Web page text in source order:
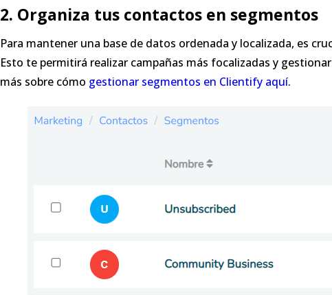
2. Organiza tus contactos en segmentos
Para mantener una base de datos ordenada y localizada, es
Esto te permitirá realizar campañas más focalizadas y
más sobre cómo gestionar segmentos en Clientify aquí.